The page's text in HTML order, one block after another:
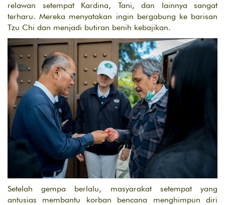
relawan setempat Kardina, Tani, dan lainnya sangat
terharu. Mereka menyatakan ingin bergabung ke barisan
Tzu Chi dan menjadi butiran benih kebajikan.
Setelah gempa berlalu, masyarakat setempat yang
antusias membantu korban bencana menghimpun diri